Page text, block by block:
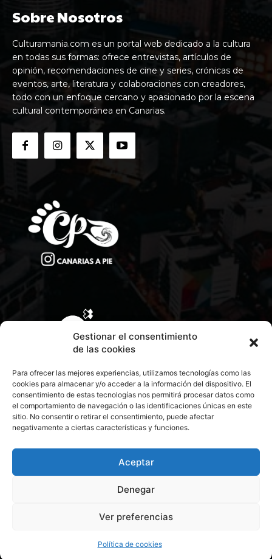
Gestionar el consentimiento
de las cookies
Para ofrecer las mejores experiencias, utilizamos tecnologías como las
cookies para almacenar y/o acceder a la información del dispositivo. El
consentimiento de estas tecnologías nos permitirá procesar datos como
el comportamiento de navegación o las identificaciones únicas en este
sitio. No consentir o retirar el consentimiento, puede afectar
negativamente a ciertas características y funciones.
Aceptar
Denegar
Ver preferencias
Política de cookies
Sobre Nosotros
Culturamania.com es un portal web dedicado a la cultura
en todas sus formas: ofrece entrevistas, artículos de
opinión, recomendaciones de cine y series, crónicas de
eventos, arte, literatura y colaboraciones con creadores,
todo con un enfoque cercano y apasionado por la escena
cultural contemporánea en Canarias.
CONTACTA CON NOSOTROS
© 2026 Todos los derechos reservados. Culturamanía